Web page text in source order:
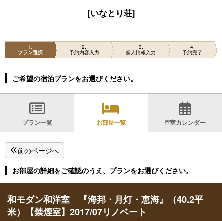
[いなとり荘]
1
プラン選択
2
予約内容入力
3
個人情報入力
4
予約完了
ご希望の宿泊プランをお選びください。
プラン一覧 お部屋一覧 空室カレンダー
前のページへ
お部屋の詳細をご確認のうえ、プランをお選びください。
和モダン和洋室 『海邦・月灯・恵海』（40.2平
米）【禁煙室】2017/07リノベート